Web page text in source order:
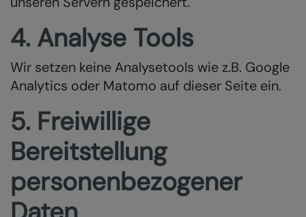
4. Analyse Tools
Wir setzen keine Analysetools wie z.B. Google
Analytics oder Matomo auf dieser Seite ein.
5. Freiwillige
Bereitstellung
personenbezogener